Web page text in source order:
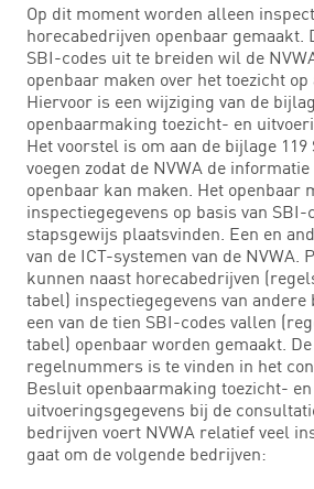
Op dit moment worden alleen
horecabedrijven openbaar gemaakt.
SBI-codes uit te breiden wil de
openbaar maken over het toezicht op
Hiervoor is een wijziging van de
openbaarmaking toezicht- en
Het voorstel is om aan de bijlage
voegen zodat de NVWA de
openbaar kan maken. Het openbaar
inspectiegegevens op basis van SBI-
stapsgewijs plaatsvinden. Een en
van de ICT-systemen van de NVWA.
kunnen naast horecabedrijven
tabel) inspectiegegevens van
een van de tien SBI-codes vallen
tabel) openbaar worden gemaakt.
regelnummers is te vinden in het
Besluit openbaarmaking toezicht- en
uitvoeringsgegevens bij de
bedrijven voert NVWA relatief veel
gaat om de volgende bedrijven: